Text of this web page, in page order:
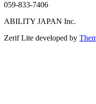
059-833-7406
ABILITY JAPAN Inc.
Zerif Lite developed by